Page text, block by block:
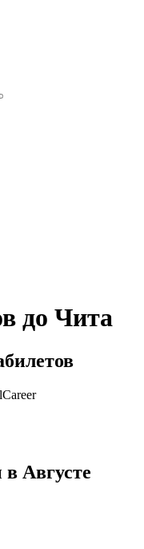
до Чита
в Августе